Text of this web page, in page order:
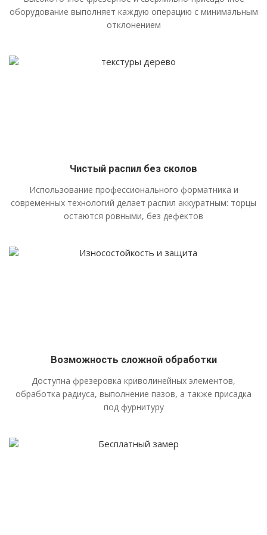
оборудование выполняет каждую операцию с минимальным
отклонением
Чистый распил без сколов
Использование профессионального форматника и
современных технологий делает распил аккуратным: торцы
остаются ровными, без дефектов
Возможность сложной обработки
Доступна фрезеровка криволинейных элементов,
обработка радиуса, выполнение пазов, а также присадка
под фурнитуру